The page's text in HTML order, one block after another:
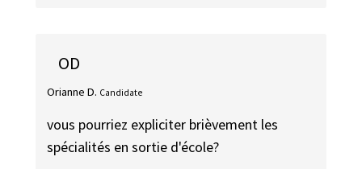
OD
Orianne D. Candidate
vous pourriez expliciter brièvement les
spécialités en sortie d'école?